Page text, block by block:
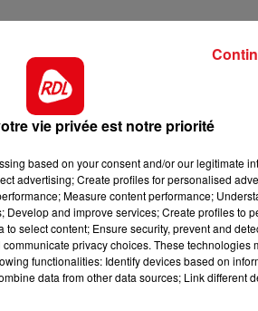
10h00
END
de jeunes.
Un bus de DKBus, qui transportait 14
, c’est une passagère qui a signalé
enflammé sur un siège.
tout en essayant d’éteindre
de blessé.
une dizaine de riverains,
L’incendie a finalement été
les premiers éléments,
vie privée est notre priorité
based on your consent and/or our legitimate
advertising; Create profiles for personalised
Measure content performance;
Develop and improve services; Create profiles to
select content; Ensure security, prevent and
privacy choices. These technologies
functionalities: Identify devices based on
data from other data sources; Link different